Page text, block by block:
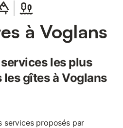
à Voglans
les plus
les gîtes à Voglans
services proposés par